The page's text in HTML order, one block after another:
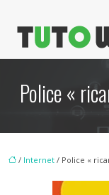
Police «
/ Internet / Police «